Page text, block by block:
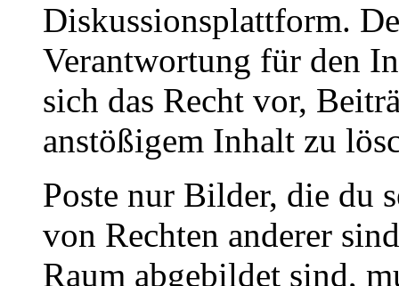
Diskussionsplattform.
Verantwortung für den
sich das Recht vor,
anstößigem Inhalt zu
Poste nur Bilder, die du
von Rechten anderer
Raum abgebildet sind,